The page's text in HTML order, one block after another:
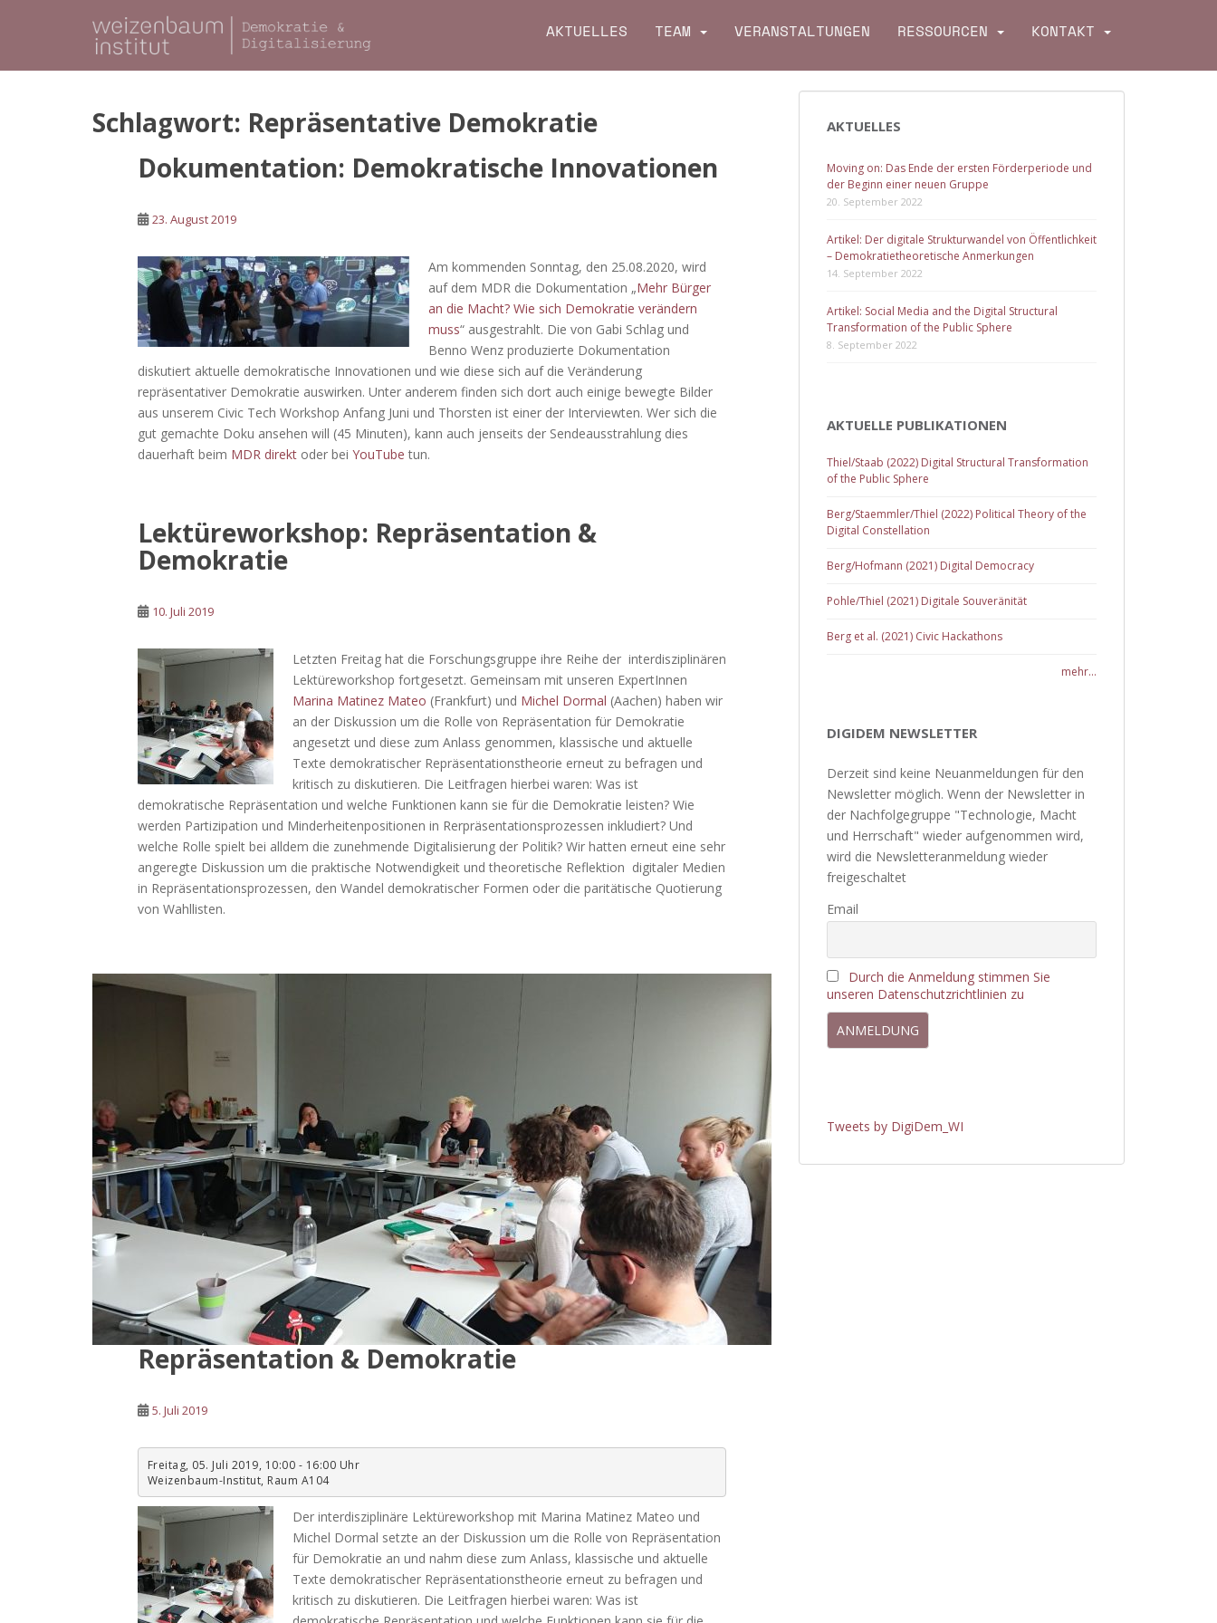
p
AKTUELLES TEAM VERANSTALTUNGEN RESSOURCEN KONTAKT
Schlagwort: Repräsentative Demokratie
Dokumentation: Demokratische Innovationen
23. August 2019
Am kommenden Sonntag, den 25.08.2020, wird
auf dem MDR die Dokumentation „Mehr Bürger
an die Macht? Wie sich Demokratie verändern
muss“ ausgestrahlt. Die von Gabi Schlag und
Benno Wenz produzierte Dokumentation
diskutiert aktuelle demokratische Innovationen und wie diese sich auf die Veränderung
repräsentativer Demokratie auswirken. Unter anderem finden sich dort auch einige bewegte Bilder
aus unserem Civic Tech Workshop Anfang Juni und Thorsten ist einer der Interviewten. Wer sich die
gut gemachte Doku ansehen will (45 Minuten), kann auch jenseits der Sendeausstrahlung dies
dauerhaft beim MDR direkt oder bei YouTube tun.
Lektüreworkshop: Repräsentation &
Demokratie
10. Juli 2019
Letzten Freitag hat die Forschungsgruppe ihre Reihe der interdisziplinären
Lektüreworkshop fortgesetzt. Gemeinsam mit unseren ExpertInnen
Marina Matinez Mateo (Frankfurt) und Michel Dormal (Aachen) haben wir
an der Diskussion um die Rolle von Repräsentation für Demokratie
angesetzt und diese zum Anlass genommen, klassische und aktuelle
Texte demokratischer Repräsentationstheorie erneut zu befragen und
kritisch zu diskutieren. Die Leitfragen hierbei waren: Was ist
demokratische Repräsentation und welche Funktionen kann sie für die Demokratie leisten? Wie
werden Partizipation und Minderheitenpositionen in Rerpräsentationsprozessen inkludiert? Und
welche Rolle spielt bei alldem die zunehmende Digitalisierung der Politik? Wir hatten erneut eine sehr
angeregte Diskussion um die praktische Notwendigkeit und theoretische Reflektion digitaler Medien
in Repräsentationsprozessen, den Wandel demokratischer Formen oder die paritätische Quotierung
von Wahllisten.
Repräsentation & Demokratie
5. Juli 2019
Freitag, 05. Juli 2019, 10:00 - 16:00 Uhr
Weizenbaum-Institut, Raum A104
Der interdisziplinäre Lektüreworkshop mit Marina Matinez Mateo und
Michel Dormal setzte an der Diskussion um die Rolle von Repräsentation
für Demokratie an und nahm diese zum Anlass, klassische und aktuelle
Texte demokratischer Repräsentationstheorie erneut zu befragen und
kritisch zu diskutieren. Die Leitfragen hierbei waren: Was ist
AKTUELLES
Moving on: Das Ende der ersten Förderperiode und
der Beginn einer neuen Gruppe
20. September 2022
Artikel: Der digitale Strukturwandel von Öffentlichkeit
– Demokratietheoretische Anmerkungen
14. September 2022
Artikel: Social Media and the Digital Structural
Transformation of the Public Sphere
8. September 2022
AKTUELLE PUBLIKATIONEN
Thiel/Staab (2022) Digital Structural Transformation
of the Public Sphere
Berg/Staemmler/Thiel (2022) Political Theory of the
Digital Constellation
Berg/Hofmann (2021) Digital Democracy
Pohle/Thiel (2021) Digitale Souveränität
Berg et al. (2021) Civic Hackathons
mehr...
DIGIDEM NEWSLETTER
Derzeit sind keine Neuanmeldungen für den
Newsletter möglich. Wenn der Newsletter in
der Nachfolgegruppe "Technologie, Macht
und Herrschaft" wieder aufgenommen wird,
wird die Newsletteranmeldung wieder
freigeschaltet
Email
Durch die Anmeldung stimmen Sie
unseren Datenschutzrichtlinien zu
Tweets by DigiDem_WI